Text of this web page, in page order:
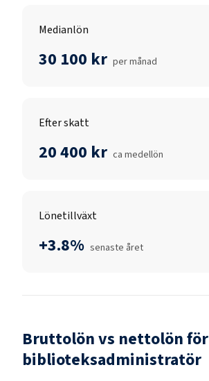
Medianlön
30 100 kr per månad
Efter skatt
20 400 kr ca medellön
Lönetillväxt
+3.8% senaste året
Bruttolön vs nettolön för
biblioteksadministratör